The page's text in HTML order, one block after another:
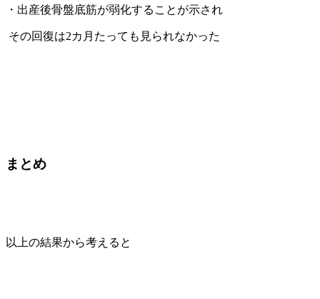
・出産後骨盤底筋が弱化することが示され
その回復は2カ月たっても見られなかった
まとめ
以上の結果から考えると